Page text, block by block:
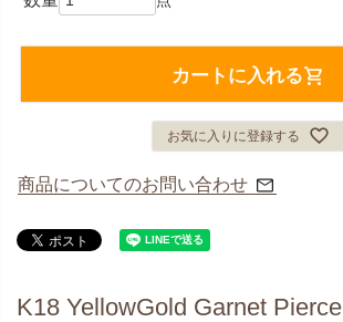
カートに入れる
お気に入りに登録する
商品についてのお問い合わせ
K18 YellowGold Garnet Pierce